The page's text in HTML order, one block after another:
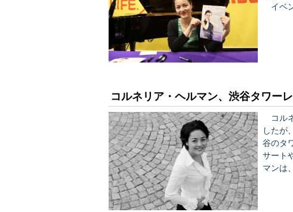
イベ
状況
は…
コルネリア・ヘルマン、渋谷タワー
コル
したが
谷のタ
サートや
マンは